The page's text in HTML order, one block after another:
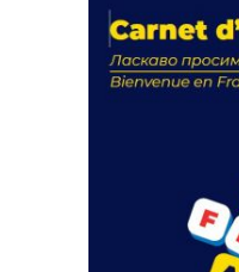
actions
18 septembre 2023
FEUILLETER